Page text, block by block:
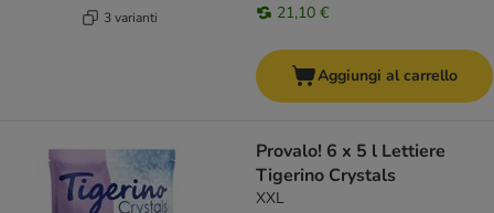
3 varianti 21,10 €
Aggiungi al carrello
Provalo! 6 x 5 l Lettiere
Tigerino Crystals
XXL